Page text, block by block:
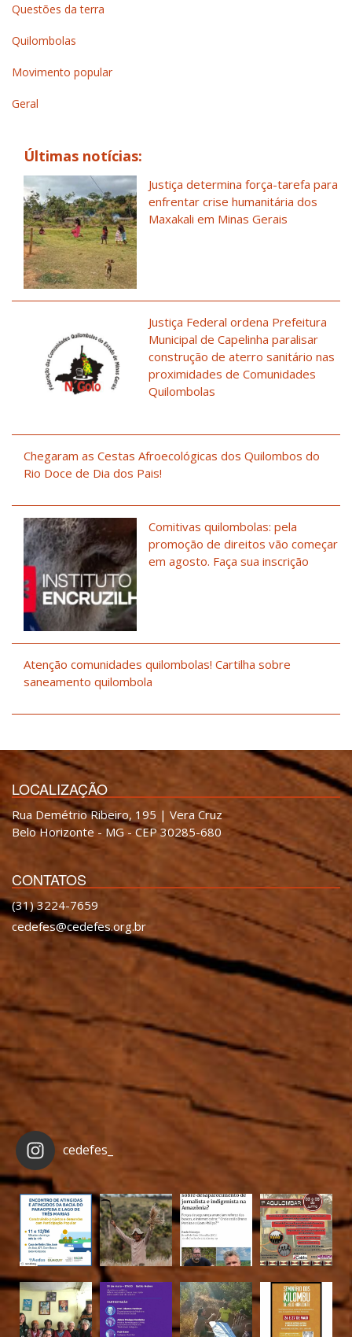
Questões da terra
Quilombolas
Movimento popular
Geral
Últimas notícias:
Justiça determina força-tarefa para
enfrentar crise humanitária dos
Maxakali em Minas Gerais
Justiça Federal ordena Prefeitura
Municipal de Capelinha paralisar
construção de aterro sanitário nas
proximidades de Comunidades
Quilombolas
Chegaram as Cestas Afroecológicas dos Quilombos do
Rio Doce de Dia dos Pais!
Comitivas quilombolas: pela
promoção de direitos vão começar
em agosto. Faça sua inscrição
Atenção comunidades quilombolas! Cartilha sobre
saneamento quilombola
LOCALIZAÇÃO
Rua Demétrio Ribeiro, 195 | Vera Cruz
Belo Horizonte - MG - CEP 30285-680
CONTATOS
(31) 3224-7659
cedefes@cedefes.org.br
cedefes_